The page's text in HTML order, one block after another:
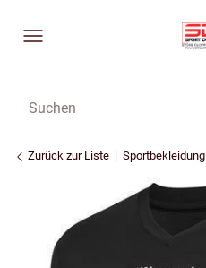
Zurück zur Liste Sportbekleidung